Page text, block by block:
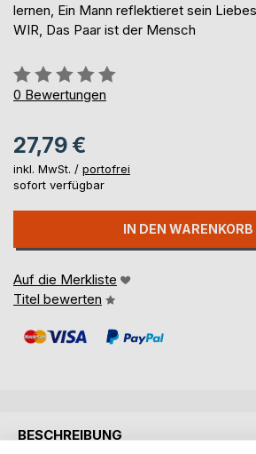
lernen, Ein Mann reflektieret sein
WIR, Das Paar ist der Mensch
Bewertung::
0%
0 Bewertungen
27,79 €
inkl. MwSt. / portofrei
sofort verfügbar
IN DEN WARENKORB
Auf die Merkliste
Titel bewerten
BESCHREIBUNG